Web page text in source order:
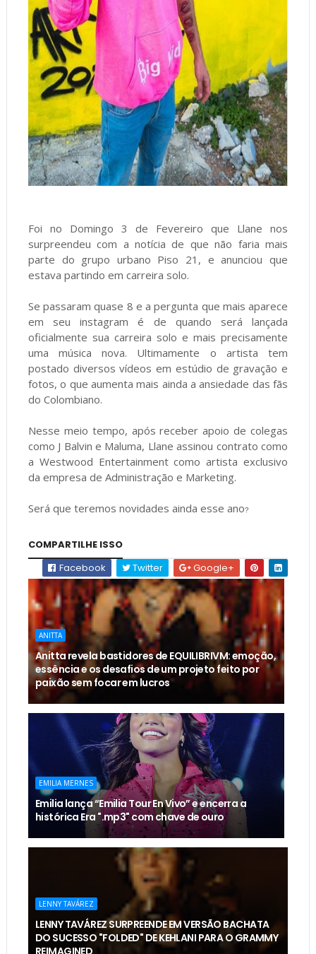
Foi no Domingo 3 de Fevereiro que Llane nos
surpreendeu com a notícia de que não faria mais
parte do grupo urbano Piso 21, e anunciou que
estava partindo em carreira solo.
Se passaram quase 8 e a pergunta que mais aparece
em seu instagram é de quando será lançada
oficialmente sua carreira solo e mais precisamente
uma música nova. Ultimamente o artista tem
postado diversos vídeos em estúdio de gravação e
fotos, o que aumenta mais ainda a ansiedade das fãs
do Colombiano.
Nesse meio tempo, após receber apoio de colegas
como J Balvin e Maluma, Llane assinou contrato como
a Westwood Entertainment como artista exclusivo
da empresa de Administração e Marketing.
Será que teremos novidades ainda esse ano?
COMPARTILHE ISSO
Facebook
Twitter Google+
ANITTA
Anitta revela bastidores de EQUILIBRIVM: emoção,
essência e os desafios de um projeto feito por
paixão sem focar em lucros
EMILIA MERNES
Emilia lança “Emilia Tour En Vivo” e encerra a
histórica Era ".mp3" com chave de ouro
LENNY TAVÁREZ
LENNY TAVÁREZ SURPREENDE EM VERSÃO BACHATA
DO SUCESSO "FOLDED" DE KEHLANI PARA O GRAMMY
REIMAGINED